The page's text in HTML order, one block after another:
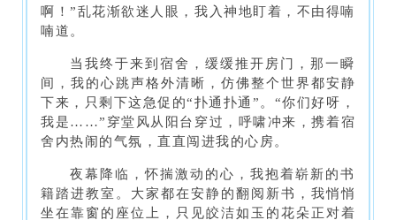
啊！”乱花渐欲迷人眼，我入神地盯着，不由得喃
喃道。
当我终于来到宿舍，缓缓推开房门，那一瞬
间，我的心跳声格外清晰，仿佛整个世界都安静
下来，只剩下这急促的“扑通扑通”。“你们好呀，
我是……”穿堂风从阳台穿过，呼啸冲来，携着宿
舍内热闹的气氛，直直闯进我的心房。
夜幕降临，怀揣激动的心，我抱着崭新的书
籍踏进教室。大家都在安静的翻阅新书，我悄悄
坐在靠窗的座位上，只见皎洁如玉的花朵正对着